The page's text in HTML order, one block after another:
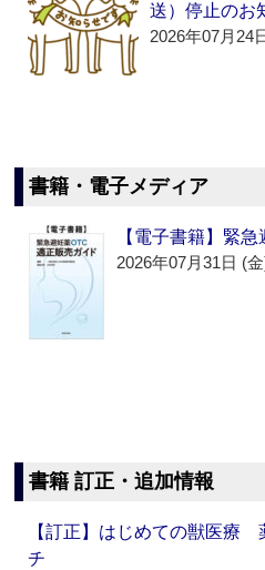
送）停止のお
2026年07月24
書籍・電子メディア
【電子書籍】緊
2026年07月31日 (
書籍 訂正・追加情報
【訂正】はじめての獣医療
チ